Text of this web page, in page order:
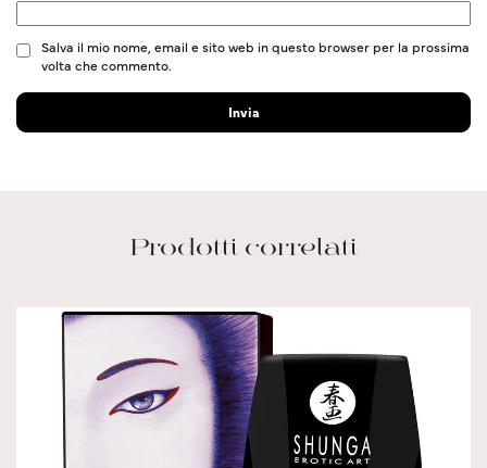
Salva il mio nome, email e sito web in questo browser per la prossima
volta che commento.
Prodotti correlati